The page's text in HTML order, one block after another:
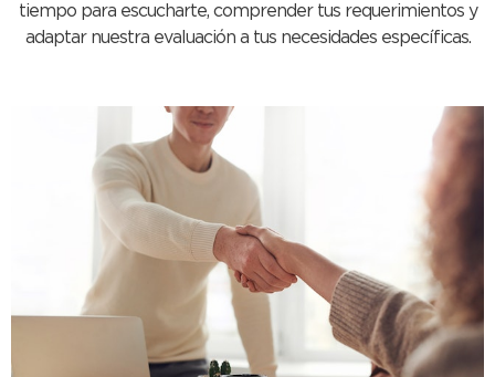
tiempo para escucharte, comprender tus requerimientos y
adaptar nuestra evaluación a tus necesidades específicas.